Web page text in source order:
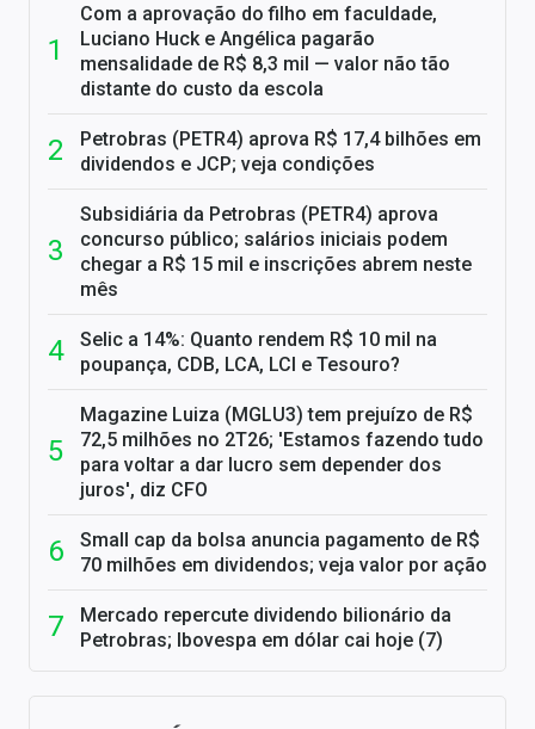
Com a aprovação do filho em faculdade,
Luciano Huck e Angélica pagarão
mensalidade de R$ 8,3 mil — valor não tão
distante do custo da escola
Petrobras (PETR4) aprova R$ 17,4 bilhões em
dividendos e JCP; veja condições
Subsidiária da Petrobras (PETR4) aprova
concurso público; salários iniciais podem
chegar a R$ 15 mil e inscrições abrem neste
mês
Selic a 14%: Quanto rendem R$ 10 mil na
poupança, CDB, LCA, LCI e Tesouro?
Magazine Luiza (MGLU3) tem prejuízo de R$
72,5 milhões no 2T26; 'Estamos fazendo tudo
para voltar a dar lucro sem depender dos
juros', diz CFO
Small cap da bolsa anuncia pagamento de R$
70 milhões em dividendos; veja valor por ação
Mercado repercute dividendo bilionário da
Petrobras; Ibovespa em dólar cai hoje (7)